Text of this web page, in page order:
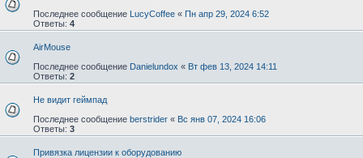
Последнее сообщение LucyCoffee « Пн апр 29, 2024 6:52
Ответы: 4
AirMouse
Последнее сообщение Danielundox « Вт фев 13, 2024 14:11
Ответы: 2
Не видит геймпад
Последнее сообщение berstrider « Вс янв 07, 2024 16:06
Ответы: 3
Привязка лицензии к оборудованию